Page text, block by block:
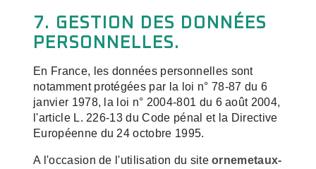
7. GESTION DES DONNÉES
PERSONNELLES.
En France, les données personnelles sont
notamment protégées par la loi n° 78-87 du 6
janvier 1978, la loi n° 2004-801 du 6 août 2004,
l'article L. 226-13 du Code pénal et la Directive
Européenne du 24 octobre 1995.
A l'occasion de l'utilisation du siteornemetaux-